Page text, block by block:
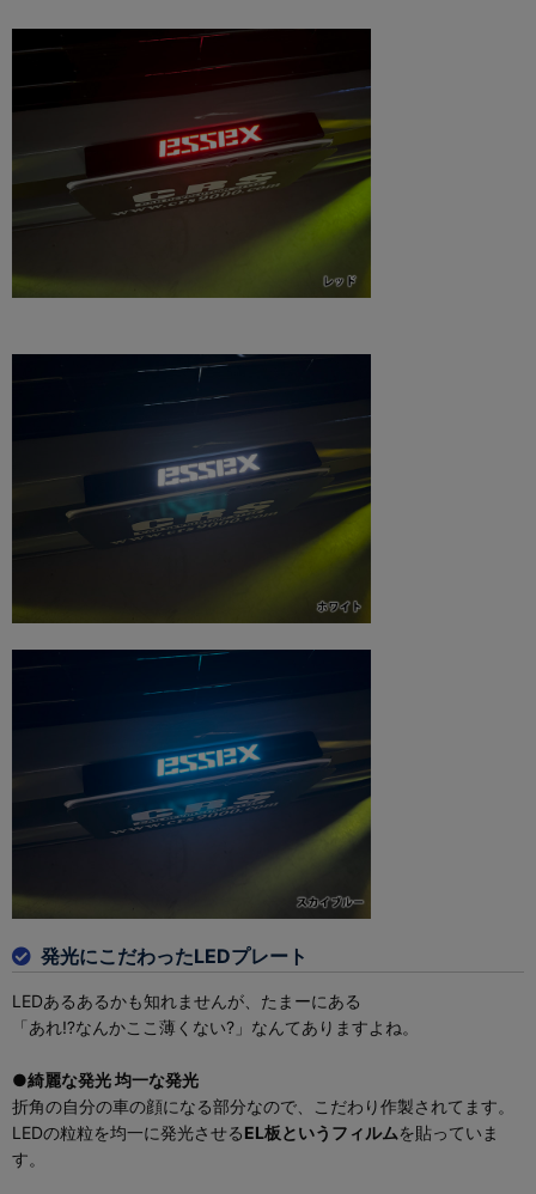
発光にこだわったLEDプレート
LEDあるあるかも知れませんが、たまーにある
「あれ⁉なんかここ薄くない?」なんてありますよね。
●綺麗な発光 均一な発光
折角の自分の車の顔になる部分なので、こだわり作製されてます。
LEDの粒粒を均一に発光させるEL板というフィルムを貼っていま
す。